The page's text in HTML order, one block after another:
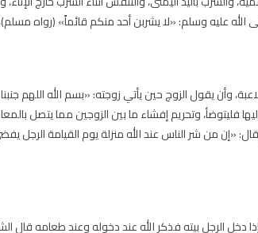
عليه وسلم: «لا يشربن أحد منكم قائماً» (رواه
وأن يقول الزوج حين يأتي زوجته: «بسم الله اللهم
إليها فليتوضأ، وتحريم إفشاء ما بين الزوجين مما يتصل
«إن من شر الناس عند الله منزلة يوم القيامة الرجل
دخل الرجل بيته فذكر الله عند دخوله وعند طعامه قال